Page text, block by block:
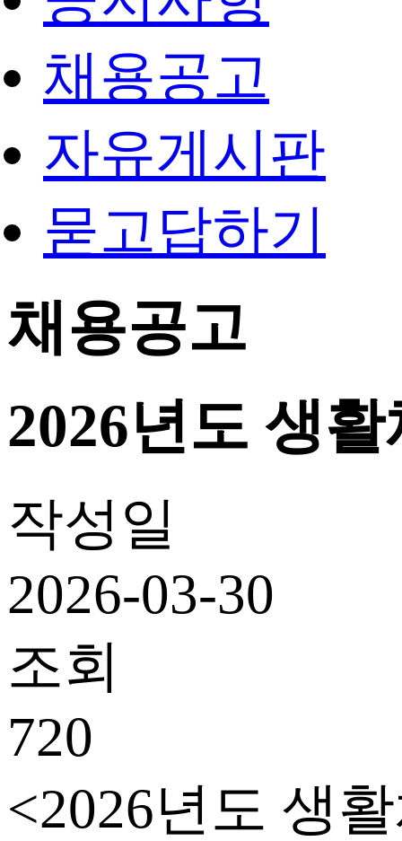
채용공고
자유게시판
묻고답하기
채용공고
2026년도 생
작성일
2026-03-30
조회
720
<2026년도 생